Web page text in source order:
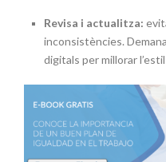
Revisa i actualitza:
inconsistències.
digitals per millorar